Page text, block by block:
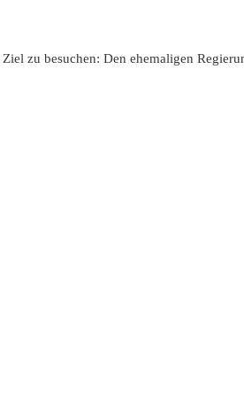
zu besuchen: Den ehemaligen